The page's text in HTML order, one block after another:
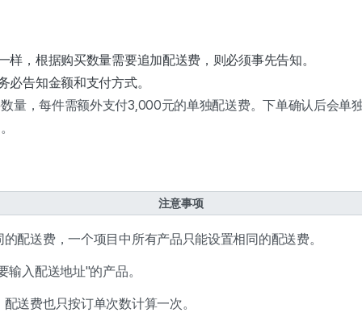
样，根据购买数量需要追加配送费，则必须事先告知。
必告知金额和支付方式。
量，每件需额外支付3,000元的单独配送费。下单确认后会单
注意事项
配送费，一个项目中所有产品只能设置相同的配送费。
输入配送地址"的产品。
送费也只按订单次数计算一次。